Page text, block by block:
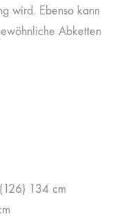
wird. Ebenso kann
Abketten
134 cm